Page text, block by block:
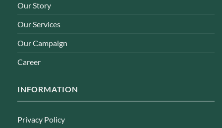
Our Story
Our Services
Our Campaign
Career
INFORMATION
Privacy Policy